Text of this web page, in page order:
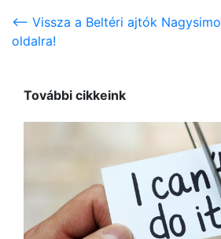
<-- Vissza a Beltéri ajtók
oldalra!
További cikkeink